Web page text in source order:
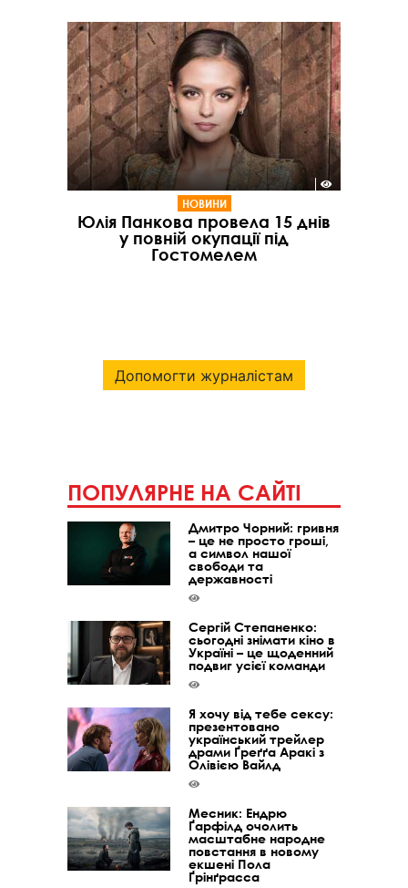
НОВИНИ
Юлія Панкова провела 15 днів
у повній окупації під
Гостомелем
Допомогти журналістам
ПОПУЛЯРНЕ НА САЙТІ
Дмитро Чорний: гривня
– це не просто гроші,
а символ нашої
свободи та
державності
Сергій Степаненко:
сьогодні знімати кіно в
Україні – це щоденний
подвиг усієї команди
Я хочу від тебе сексу:
презентовано
український трейлер
драми Ґреґґа Аракі з
Олівією Вайлд
Месник: Ендрю
Ґарфілд очолить
масштабне народне
повстання в новому
екшені Пола
Ґрінґрасса